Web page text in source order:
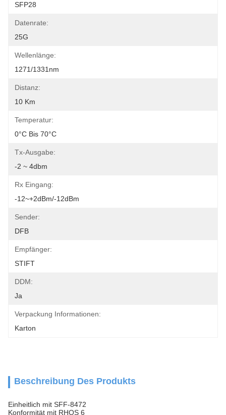
SFP28
Datenrate:
25G
Wellenlänge:
1271/1331nm
Distanz:
10 Km
Temperatur:
0°C Bis 70°C
Tx-Ausgabe:
-2 ~ 4dbm
Rx Eingang:
-12~+2dBm/-12dBm
Sender:
DFB
Empfänger:
STIFT
DDM:
Ja
Verpackung Informationen:
Karton
Beschreibung Des Produkts
Einheitlich mit SFF-8472
Konformität mit RHOS 6